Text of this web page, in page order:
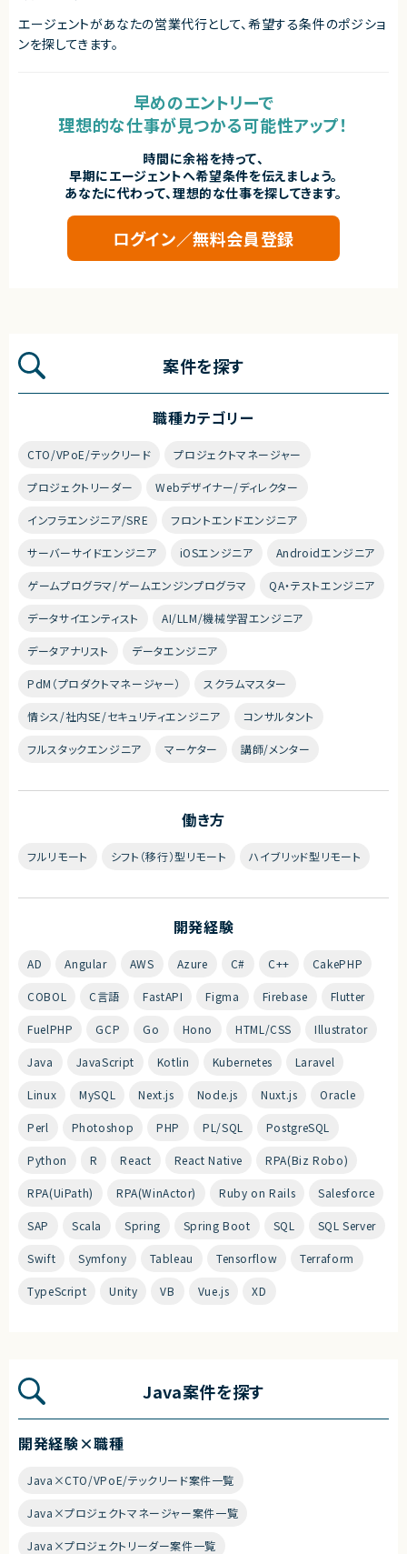
エージェントがあなたの営業代行として、希望する条件のポジショ
ンを探してきます。
早めのエントリーで
理想的な仕事が見つかる可能性アップ！
時間に余裕を持って、
早期にエージェントへ希望条件を伝えましょう。
あなたに代わって、理想的な仕事を探してきます。
ログイン／無料会員登録
案件を探す
職種カテゴリー
CTO/VPoE/テックリード プロジェクトマネージャー
プロジェクトリーダー Webデザイナー/ディレクター
インフラエンジニア/SRE フロントエンドエンジニア
サーバーサイドエンジニア iOSエンジニア Androidエンジニア
ゲームプログラマ/ゲームエンジンプログラマ QA・テストエンジニア
データサイエンティスト AI/LLM/機械学習エンジニア
データアナリスト データエンジニア
PdM（プロダクトマネージャー） スクラムマスター
情シス/社内SE/セキュリティエンジニア コンサルタント
フルスタックエンジニア マーケター 講師/メンター
働き方
フルリモート シフト（移行）型リモート ハイブリッド型リモート
開発経験
AD Angular AWS Azure C# C++ CakePHP
COBOL C言語 FastAPI Figma Firebase Flutter
FuelPHP GCP Go Hono HTML/CSS Illustrator
Java JavaScript Kotlin Kubernetes Laravel
Linux MySQL Next.js Node.js Nuxt.js Oracle
Perl Photoshop PHP PL/SQL PostgreSQL
Python R React React Native RPA(Biz Robo)
RPA(UiPath) RPA(WinActor) Ruby on Rails Salesforce
SAP Scala Spring Spring Boot SQL SQL Server
Swift Symfony Tableau Tensorflow Terraform
TypeScript Unity VB Vue.js XD
Java案件を探す
開発経験×職種
Java×CTO/VPoE/テックリード案件一覧
Java×プロジェクトマネージャー案件一覧
Java×プロジェクトリーダー案件一覧